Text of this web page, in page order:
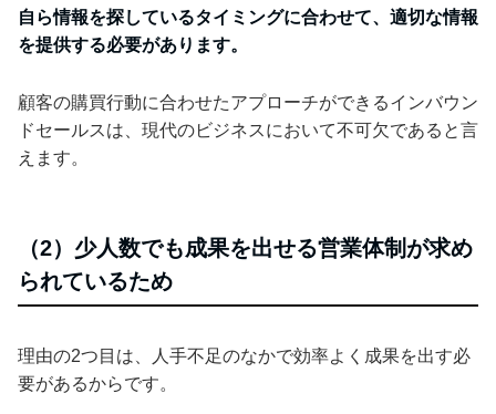
自ら情報を探しているタイミングに合わせて、適切な情報
を提供する必要があります。
顧客の購買行動に合わせたアプローチができるインバウン
ドセールスは、現代のビジネスにおいて不可欠であると言
えます。
（2）少人数でも成果を出せる営業体制が求め
られているため
理由の2つ目は、人手不足のなかで効率よく成果を出す必
要があるからです。